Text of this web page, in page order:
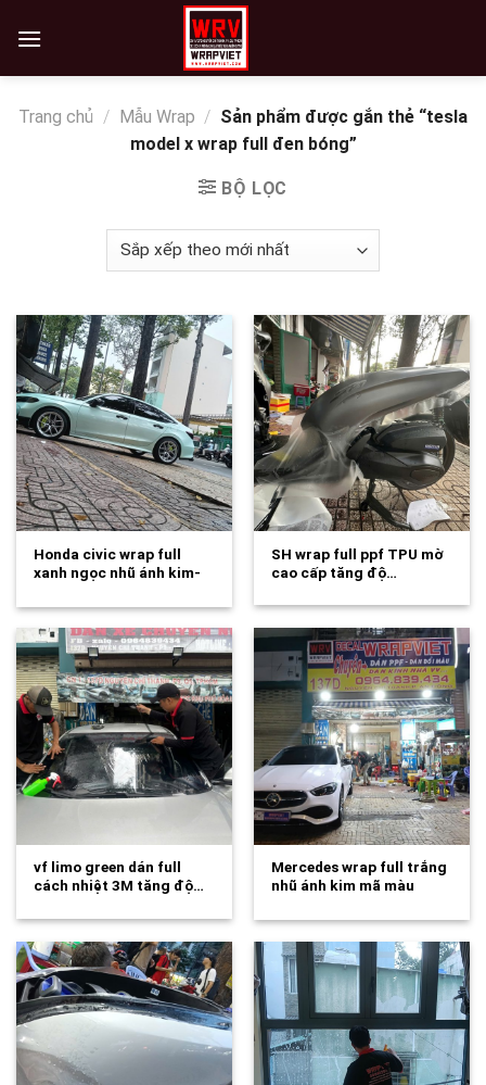
Trang chủ / Mẫu Wrap / Sản phẩm được gắn thẻ “tesla
model x wrap full đen bóng”
BỘ LỌC
Honda civic wrap full
xanh ngọc nhũ ánh kim-
SH wrap full ppf TPU mờ
cao cấp tăng độ…
vf limo green dán full
cách nhiệt 3M tăng độ…
Mercedes wrap full trắng
nhũ ánh kim mã màu